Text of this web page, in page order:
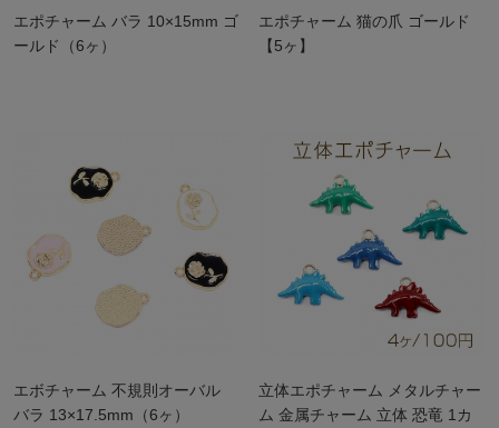
エポチャーム バラ 10×15mm ゴ
ールド（6ヶ）
エポチャーム 猫の爪 ゴールド
【5ヶ】
エボチャーム 不規則オーバル
バラ 13×17.5mm（6ヶ）
立体エポチャーム メタルチャー
ム 金属チャーム 立体 恐竜 1カ